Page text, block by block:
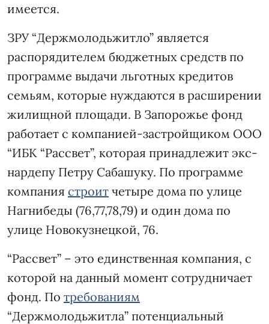
имеется.
ЗРУ “Держмолодьжитло” является
распорядителем бюджетных средств по
программе выдачи льготных кредитов
семьям, которые нуждаются в расширении
жилищной площади. В Запорожье фонд
работает с компанией-застройщиком ООО
“ИБК “Рассвет”, которая принадлежит экс-
нардепу Петру Сабашуку. По программе
компания строит четыре дома по улице
Нагнибеды (76,77,78,79) и один дома по
улице Новокузнецкой, 76.
“Рассвет” – это единственная компания, с
которой на данный момент сотрудничает
фонд. По требованиям
“Держмолодьжитла” потенциальный